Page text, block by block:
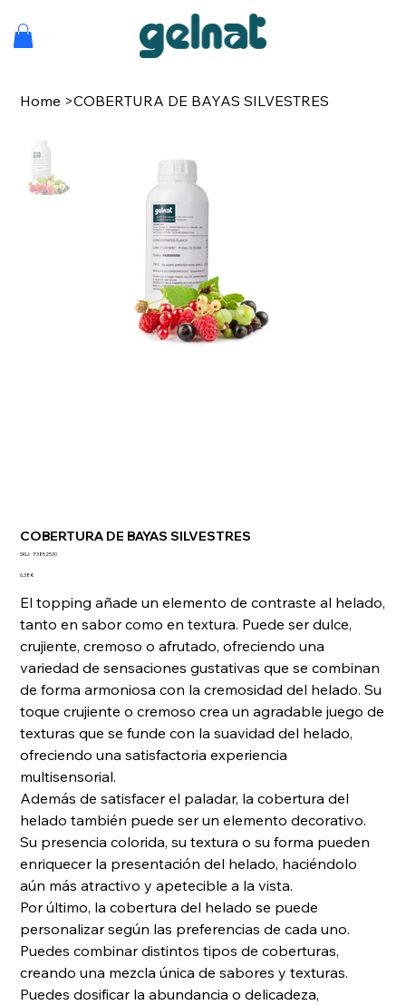
Home >COBERTURA DE BAYAS SILVESTRES
COBERTURA DE BAYAS SILVESTRES
SKU:
SKU
P3852530
Precio
6,38 €
El topping añade un elemento de contraste al helado,
tanto en sabor como en textura. Puede ser dulce,
crujiente, cremoso o afrutado, ofreciendo una
variedad de sensaciones gustativas que se combinan
de forma armoniosa con la cremosidad del helado. Su
toque crujiente o cremoso crea un agradable juego de
texturas que se funde con la suavidad del helado,
ofreciendo una satisfactoria experiencia
multisensorial.
Además de satisfacer el paladar, la cobertura del
helado también puede ser un elemento decorativo.
Su presencia colorida, su textura o su forma pueden
enriquecer la presentación del helado, haciéndolo
aún más atractivo y apetecible a la vista.
Por último, la cobertura del helado se puede
personalizar según las preferencias de cada uno.
Puedes combinar distintos tipos de coberturas,
creando una mezcla única de sabores y texturas.
Puedes dosificar la abundancia o delicadeza,